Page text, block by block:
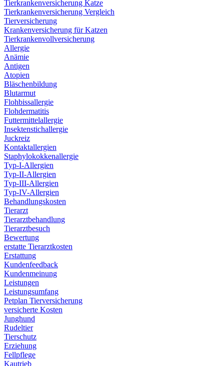
Tierkrankenversicherung Katze
Tierkrankenversicherung Vergleich
Tierversicherung
Krankenversicherung für Katzen
Tierkrankenvollversicherung
Allergie
Anämie
Antigen
Atopien
Bläschenbildung
Blutarmut
Flohbissallergie
Flohdermatitis
Futtermittelallergie
Insektenstichallergie
Juckreiz
Kontaktallergien
Staphylokokkenallergie
Typ-I-Allergien
Typ-II-Allergien
Typ-III-Allergien
Typ-IV-Allergien
Behandlungskosten
Tierarzt
Tierarztbehandlung
Tierarztbesuch
Bewertung
erstatte Tierarztkosten
Erstattung
Kundenfeedback
Kundenmeinung
Leistungen
Leistungsumfang
Petplan Tierversicherung
versicherte Kosten
Junghund
Rudeltier
Tierschutz
Erziehung
Fellpflege
Kautrieb